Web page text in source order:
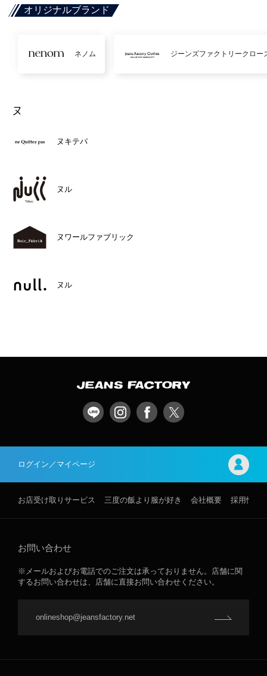
オリジナルブランド
ネノム ジーンズファクトリークロー
ヌ
ヌキテパ
ヌル
ヌワールファブリック
ヌル
ログイン／マイページ
お店受け取りサービス 三度の飯より服が好き 会社概要 採用情報
お問い合わせ
※メールおよびお電話でのご注文は承っておりません。店舗に関
するお問い合わせは、店舗に直接お問い合わせください。
onlineshop@jeansfactory.net